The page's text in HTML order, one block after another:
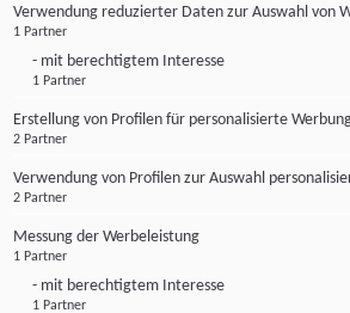
Verwendung reduzierter Daten zur Auswahl von
1 Partner
- mit berechtigtem Interesse
1 Partner
Erstellung von Profilen für personalisierte
2 Partner
Verwendung von Profilen zur Auswahl
2 Partner
Messung der Werbeleistung
1 Partner
- mit berechtigtem Interesse
1 Partner